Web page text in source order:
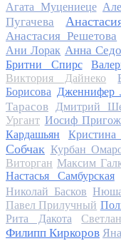
Агата Муцениеце
Пугачева
Анастасия Решетова
Ани Лорак Анна
Бритни Спирс
Виктория Дайнеко
Борисова Дженнифер
Тарасов
Дмитрий
Ургант Иосиф
Кардашьян
Собчак Курбан
Виторган Максим
Настасья Самбурская
Николай Басков
Павел Прилучный
Рита Дакота
Филипп Киркоров